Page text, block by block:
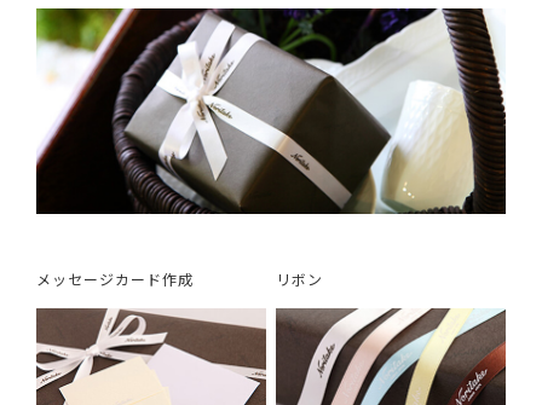
メッセージカード作成 リボン